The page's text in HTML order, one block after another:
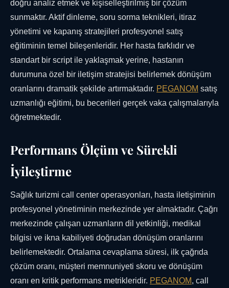
doğru analiz etmek ve kişiselleştirilmiş bir çözüm
sunmaktır. Aktif dinleme, soru sorma teknikleri, itiraz
yönetimi ve kapanış stratejileri profesyonel satış
eğitiminin temel bileşenleridir. Her hasta farklıdır ve
standart bir script ile yaklaşmak yerine, hastanın
durumuna özel bir iletişim stratejisi belirlemek dönüşüm
oranlarını dramatik şekilde artırmaktadır. PEGANOM satış
uzmanlığı eğitimi, bu becerileri gerçek vaka çalışmalarıyla
öğretmektedir.
Performans Ölçüm ve Sürekli
İyileştirme
Sağlık turizmi call center operasyonları, hasta iletişiminin
profesyonel yönetiminin merkezinde yer almaktadır. Çağrı
merkezinde çalışan uzmanların dil yetkinliği, medikal
bilgisi ve ikna kabiliyeti doğrudan dönüşüm oranlarını
belirlemektedir. Ortalama cevaplama süresi, ilk çağrıda
çözüm oranı, müşteri memnuniyeti skoru ve dönüşüm
oranı en kritik performans metrikleridir. PEGANOM, call